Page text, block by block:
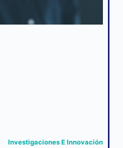
Investigaciones E Innovación